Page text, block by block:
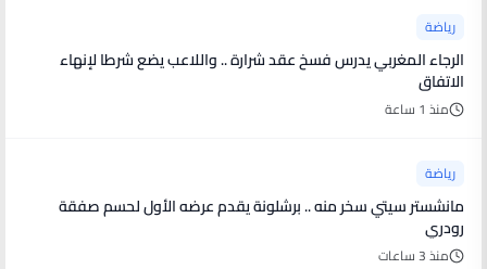
رياضة
الرجاء المغربي يدرس فسخ عقد شرارة .. واللاعب يضع شرطا لإنهاء
الاتفاق
منذ 1 ساعة
رياضة
مانشستر سيتي سخر منه .. برشلونة يقدم عرضه الأول لحسم صفقة
رودري
منذ 3 ساعات